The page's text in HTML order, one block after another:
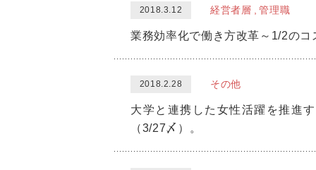
2018.3.12 経営者層 管理職
業務効率化で働き方改革～1/2の
2018.2.28 その他
大学と連携した女性活躍を推進
（3/27〆）。